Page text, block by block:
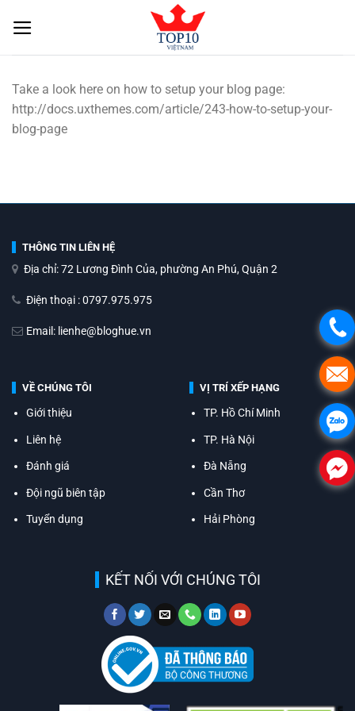
Take a look here on how to setup your blog page:
http://docs.uxthemes.com/article/243-how-to-setup-your-
blog-page
THÔNG TIN LIÊN HỆ
Địa chỉ: 72 Lương Đình Của, phường An Phú, Quận 2
Điện thoại : 0797.975.975
Email: lienhe@bloghue.vn
VỀ CHÚNG TÔI
Giới thiệu
Liên hệ
Đánh giá
Đội ngũ biên tập
Tuyển dụng
VỊ TRÍ XẾP HẠNG
TP. Hồ Chí Minh
TP. Hà Nội
Đà Nẵng
Cần Thơ
Hải Phòng
KẾT NỐI VỚI CHÚNG TÔI